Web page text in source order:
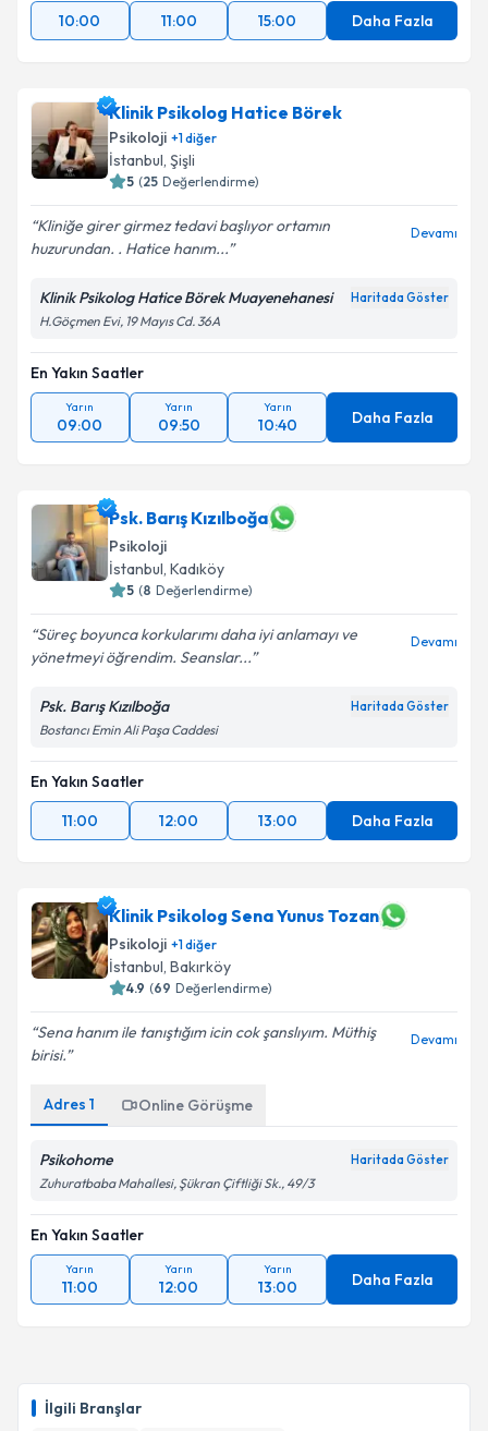
İlgili Branşlar
10:00 11:00 15:00 Daha Fazla
Klinik Psikolog Hatice Börek
Psikoloji +1diğer
İstanbul, Şişli
5 (25 Değerlendirme)
Kliniğe girer girmez tedavi başlıyor ortamın
huzurundan. . Hatice hanım...
Devamı
Klinik Psikolog Hatice Börek Muayenehanesi Haritada Göster
H.Göçmen Evi, 19 Mayıs Cd. 36A
En Yakın Saatler
Yarın
09:00
Yarın
09:50
Yarın
10:40 Daha Fazla
Psk. Barış Kızılboğa
Psikoloji
İstanbul, Kadıköy
5 (8 Değerlendirme)
Süreç boyunca korkularımı daha iyi anlamayı ve
yönetmeyi öğrendim. Seanslar...
Devamı
Psk. Barış Kızılboğa Haritada Göster
Bostancı Emin Ali Paşa Caddesi
En Yakın Saatler
11:00
12:00 13:00 Daha Fazla
Klinik Psikolog Sena Yunus Tozan
Psikoloji +1diğer
İstanbul, Bakırköy
4.9 (69 Değerlendirme)
Sena hanım ile tanıştığım icin cok şanslıyım. Müthiş
birisi.
Devamı
Adres 1 Online Görüşme
Psikohome Haritada Göster
Zuhuratbaba Mahallesi, Şükran Çiftliği Sk., 49/3
En Yakın Saatler
Yarın
11:00
Yarın
12:00
Yarın
13:00 Daha Fazla